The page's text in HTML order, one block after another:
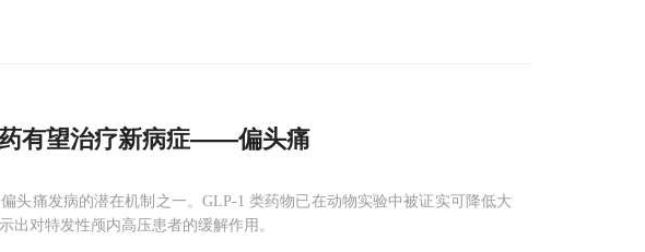
有望治疗新病症——偏头痛
头痛发病的潜在机制之一。GLP-1 类药物已在动物实验中被证实可降低大
出对特发性颅内高压患者的缓解作用。